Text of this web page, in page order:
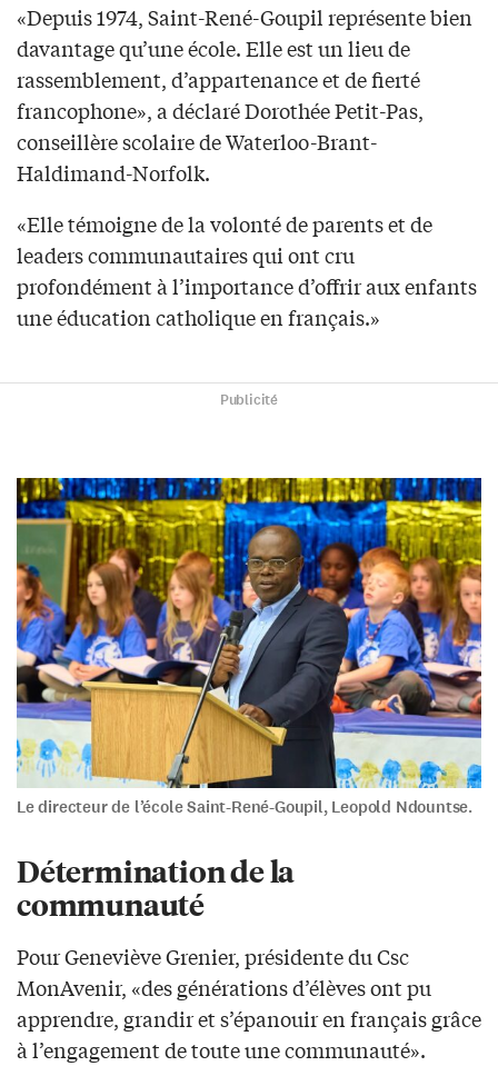
«Depuis 1974, Saint-René-Goupil représente bien
davantage qu’une école. Elle est un lieu de
rassemblement, d’appartenance et de fierté
francophone», a déclaré Dorothée Petit-Pas,
conseillère scolaire de Waterloo-Brant-
Haldimand-Norfolk.
«Elle témoigne de la volonté de parents et de
leaders communautaires qui ont cru
profondément à l’importance d’offrir aux enfants
une éducation catholique en français.»
Publicité
Le directeur de l’école Saint-René-Goupil, Leopold Ndountse.
Détermination de la
communauté
Pour Geneviève Grenier, présidente du Csc
MonAvenir, «des générations d’élèves ont pu
apprendre, grandir et s’épanouir en français grâce
à l’engagement de toute une communauté».